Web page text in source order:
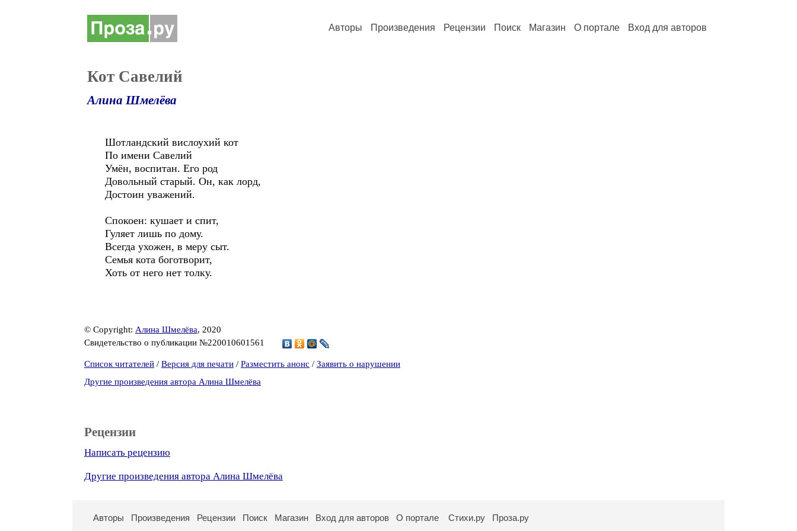
Авторы Произведения Рецензии Поиск Магазин О портале Вход для авторов
Кот Савелий
Алина Шмелёва
Шотландский вислоухий кот
По имени Савелий
Умён, воспитан. Его род
Довольный старый. Он, как лорд,
Достоин уважений.
Спокоен: кушает и спит,
Гуляет лишь по дому.
Всегда ухожен, в меру сыт.
Семья кота боготворит,
Хоть от него нет толку.
© Copyright: Алина Шмелёва, 2020
Свидетельство о публикации №220010601561
Список читателей / Версия для печати / Разместить анонс / Заявить о нарушении
Другие произведения автора Алина Шмелёва
Рецензии
Написать рецензию
Другие произведения автора Алина Шмелёва
Авторы Произведения Рецензии Поиск Магазин Вход для авторов О портале Стихи.ру Проза.ру